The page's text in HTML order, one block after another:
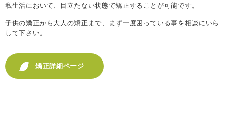
私生活において、目立たない状態で矯正することが可能です。
子供の矯正から大人の矯正まで、まず一度困っている事を相談にいら
して下さい。
矯正詳細ページ